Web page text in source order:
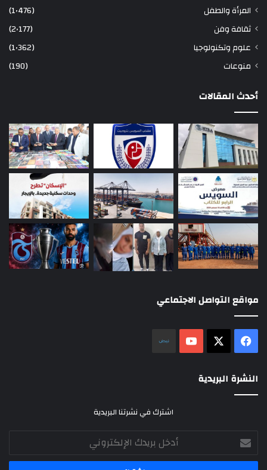
المرأة والطفل
(1٬476)
ثقافة وفن
(2٬177)
علوم وتكنولوجيا
(1٬362)
منوعات
(190)
أحدث المقالات
مواقع التواصل الاجتماعي
فيسبوك ‫YouTube
النشرة البريدية
اشترك في نشرتنا البريدية
أدخل
بريدك
الإلكتروني